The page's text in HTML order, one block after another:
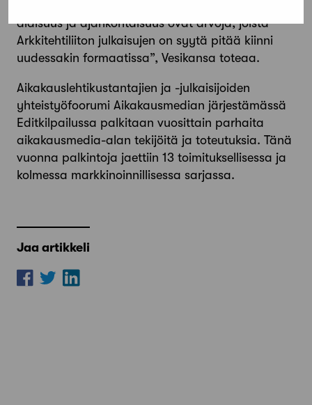
alaisuus ja ajankohtaisuus ovat arvoja, joista
Arkkitehtiliiton julkaisujen on syytä pitää kiinni
uudessakin formaatissa”, Vesikansa toteaa.
Aikakauslehtikustantajien ja -julkaisijoiden
yhteistyöfoorumi Aikakausmedian järjestämässä
Editkilpailussa palkitaan vuosittain parhaita
aikakausmedia-alan tekijöitä ja toteutuksia. Tänä
vuonna palkintoja jaettiin 13 toimituksellisessa ja
kolmessa markkinoinnillisessa sarjassa.
Jaa artikkeli